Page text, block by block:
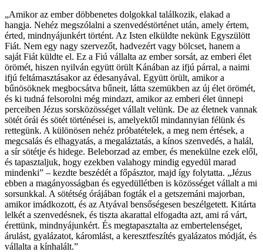
„Amikor az ember döbbenetes dolgokkal találkozik, elakad a
hangja. Nehéz megszólalni a szenvedéstörténet után, amely értem,
érted, mindnyájunkért történt. Az Isten elküldte nekünk Egyszülött
Fiát. Nem egy nagy szervezőt, hadvezért vagy bölcset, hanem a
saját Fiát küldte el. Ez a Fiú vállalta az ember sorsát, az emberi élet
örömét, hiszen nyilván együtt örült Kánában az ifjú párral, a naimi
ifjú feltámasztásakor az édesanyával. Együtt örült, amikor a
bűnösöknek megbocsátva bűneit, látta szemükben az új élet örömét,
és ki tudná felsorolni még mindazt, amikor az emberi élet ünnepi
perceiben Jézus sorsközösséget vállalt velünk. De az életnek vannak
sötét órái és sötét történései is, amelyektől mindannyian félünk és
rettegünk. A különösen nehéz próbatételek, a meg nem értések, a
megcsalás és elhagyatás, a megaláztatás, a kínos szenvedés, a halál,
a sír sötétje és hidege. Beleborzad az ember, és menekülne ezek elől,
és tapasztaljuk, hogy ezekben valahogy mindig egyedül marad
mindenki” – kezdte beszédét a főpásztor, majd így folytatta. „Jézus
ebben a magányosságban és egyedüllétben is közösséget vállalt a mi
sorsunkkal. A sötétség órájában fogták el a getszemáni majorban,
amikor imádkozott, és az Atyával bensőségesen beszélgetett. Kitárta
lelkét a szenvedésnek, és tiszta akarattal elfogadta azt, ami rá várt,
érettünk, mindnyájunkért. És megtapasztalta az embertelenséget,
árulást, gyalázatot, káromlást, a keresztfeszítés gyalázatos módját, és
vállalta a kínhalált.”